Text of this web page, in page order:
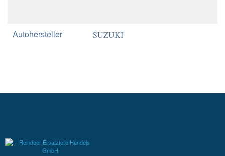
Autohersteller SUZUKI